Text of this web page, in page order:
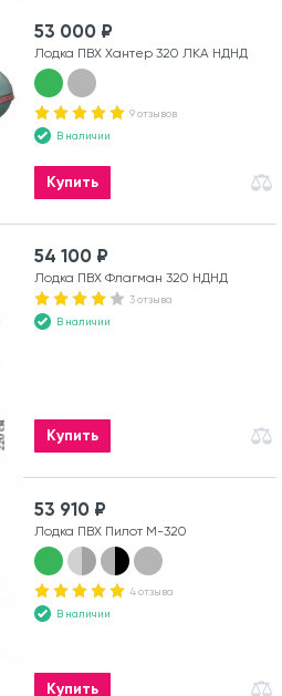
53 000 ₽
Лодка ПВХ Хантер 320 ЛКА НДНД
9 отзывов
В наличии
Купить
54 100 ₽
Лодка ПВХ Флагман 320 НДНД
3 отзыва
В наличии
Купить
53 910 ₽
Лодка ПВХ Пилот М-320
4 отзыва
В наличии
Купить